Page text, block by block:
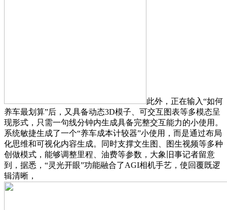
此外，正在输入“如何
养车最划算”后，又具备动态3D模子、可交互图表等多模态呈
现形式，只需一句线分钟内生成具备完整交互能力的小使用。
系统敏捷生成了一个“养车成本计较器”小使用，而是通过布局
化思维和可视化内容生成。同时支撑文生图、图生视频等多种
创做模式，能够调整里程、油费等参数，大象旧事记者留意
到，据悉，“灵光开眼”功能融合了AGI相机手艺，使回覆既逻
辑清晰，